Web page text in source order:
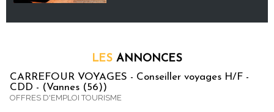
LES ANNONCES
CARREFOUR VOYAGES - Conseiller voyages H/F -
CDD - (Vannes (56))
OFFRES D'EMPLOI TOURISME